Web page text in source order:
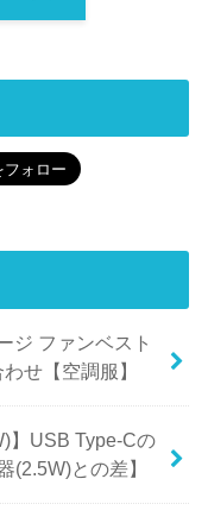
ジ ファンベスト
せ【空調服】
】USB Type-Cの
(2.5W)との差】